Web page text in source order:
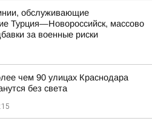
обслуживающие
Турция—Новороссийск, массово
за военные риски
чем 90 улицах Краснодара
без света